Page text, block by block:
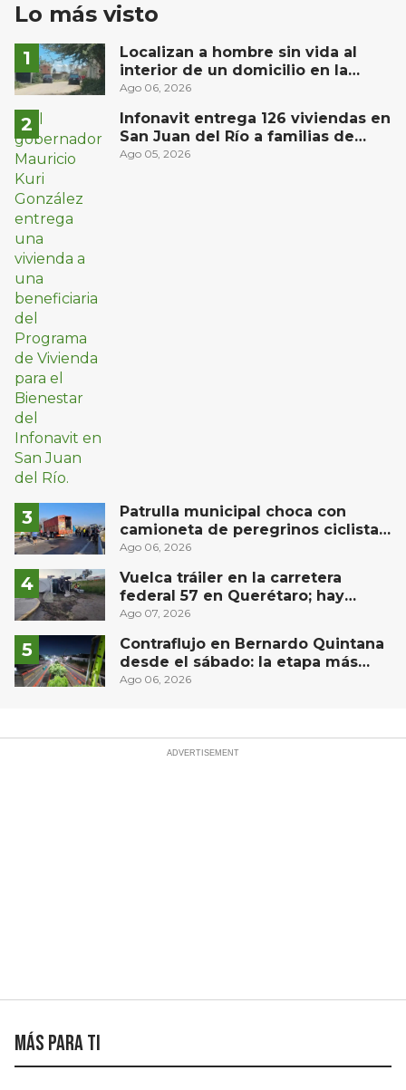
Lo más visto
Localizan a hombre sin vida al
interior de un domicilio en la
comunidad El Rodeo, San Juan del
Ago 06, 2026
Infonavit entrega 126 viviendas en
San Juan del Río a familias de
bajos ingresos
Ago 05, 2026
Patrulla municipal choca con
camioneta de peregrinos ciclistas
en la autopista México-Querétaro
Ago 06, 2026
Vuelca tráiler en la carretera
federal 57 en Querétaro; hay
derrame de combustible
Ago 07, 2026
Contraflujo en Bernardo Quintana
desde el sábado: la etapa más
compleja del operativo vial
Ago 06, 2026
Más para ti